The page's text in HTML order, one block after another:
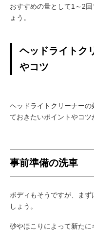
おすすめの量として1～2
ょう。
ヘッドライトク
やコツ
ヘッドライトクリーナーの
ておきたいポイントやコツ
事前準備の洗車
ボディもそうですが、ま
しょう。
砂やほこりによって新たに